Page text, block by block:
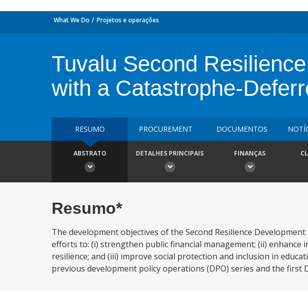
What We Do Projetos e operações
Tuvalu Second
with a Catastrophe-
RESUMO PROCUREMENT DOCUMENTOS
ABSTRATO DETALHES PRINCIPAIS FINANÇAS
Resumo*
The development objectives of the Second Resilience
efforts to: (i) strengthen public financial management; (ii)
resilience; and (iii) improve social protection and inclusion in
previous development policy operations (DPO) series and the first